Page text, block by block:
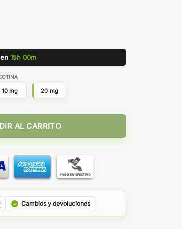
15h 00m
10 mg 20 mg
by Bombo cantidad
AL CARRITO
Cambios y devoluciones